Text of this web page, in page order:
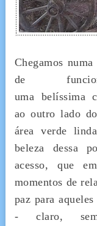
Chegamos
de
uma belíssima
ao outro lado
área verde
beleza dessa
acesso, que
momentos de
paz para
- claro,